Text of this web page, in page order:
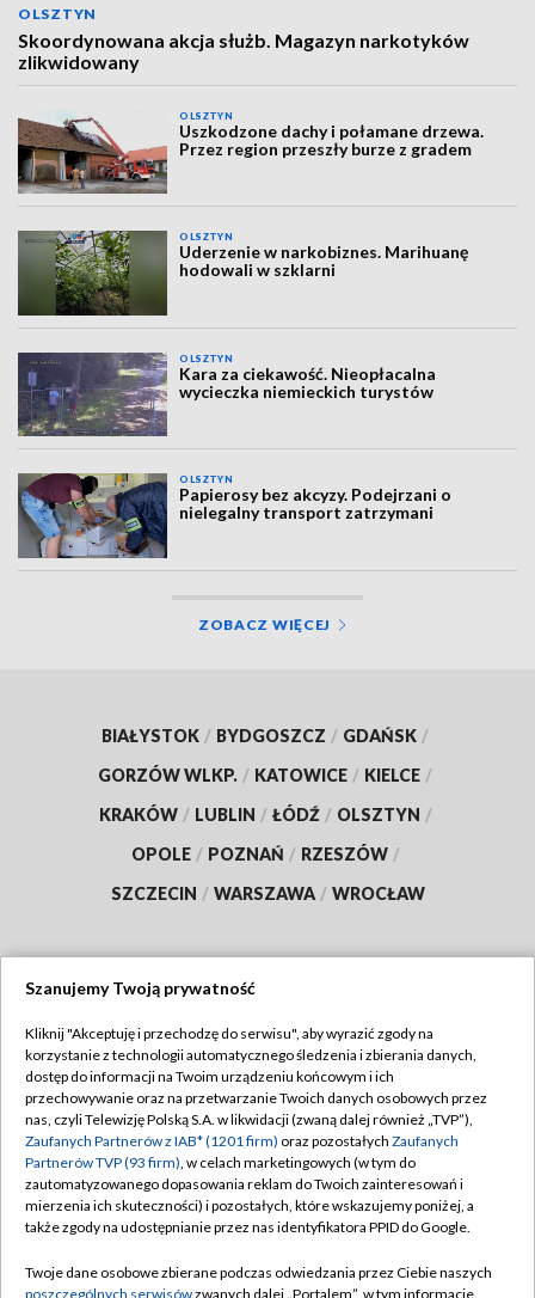
OLSZTYN
Skoordynowana akcja służb. Magazyn narkotyków
zlikwidowany
OLSZTYN
Uszkodzone dachy i połamane drzewa.
Przez region przeszły burze z gradem
OLSZTYN
Uderzenie w narkobiznes. Marihuanę
hodowali w szklarni
OLSZTYN
Kara za ciekawość. Nieopłacalna
wycieczka niemieckich turystów
OLSZTYN
Papierosy bez akcyzy. Podejrzani o
nielegalny transport zatrzymani
ZOBACZ WIĘCEJ
BIAŁYSTOK / BYDGOSZCZ / GDAŃSK /
GORZÓW WLKP. / KATOWICE / KIELCE /
KRAKÓW / LUBLIN / ŁÓDŹ / OLSZTYN /
OPOLE / POZNAŃ / RZESZÓW /
SZCZECIN / WARSZAWA / WROCŁAW
TVP
Abonament TVP
Emisja w TVP
Centrum informacji TVP
Naziemna Telewizja Cyfrowa
Rada Programowa
Regulamin TVP
Polityka prywatności
Moje zgody
Pomoc
Szanujemy Twoją prywatność
Kliknij "Akceptuję i przechodzę do serwisu", aby wyrazić zgody na
korzystanie z technologii automatycznego śledzenia i zbierania danych,
dostęp do informacji na Twoim urządzeniu końcowym i ich
przechowywanie oraz na przetwarzanie Twoich danych osobowych przez
nas, czyli Telewizję Polską S.A. w likwidacji (zwaną dalej również „TVP”),
Zaufanych Partnerów z IAB* (1201 firm) oraz pozostałych Zaufanych
Partnerów TVP (93 firm), w celach marketingowych (w tym do
zautomatyzowanego dopasowania reklam do Twoich zainteresowań i
mierzenia ich skuteczności) i pozostałych, które wskazujemy poniżej, a
także zgody na udostępnianie przez nas identyfikatora PPID do Google.
Twoje dane osobowe zbierane podczas odwiedzania przez Ciebie naszych
poszczególnych serwisówzwanych dalej „Portalem”, w tym informacje